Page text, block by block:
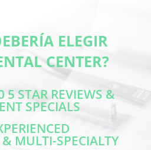
ELEGIR
CENTER?
5 STAR REVIEWS &
SPECIALS
MULTI-SPECIALTY